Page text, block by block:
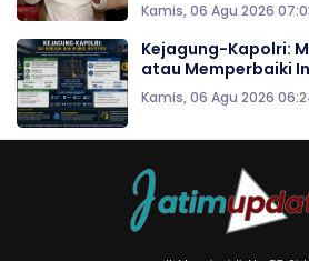
Kamis, 06 Agu 2026
Kejagung-Kapolri:
atau Memperbaiki
Kamis, 06 Agu 2026